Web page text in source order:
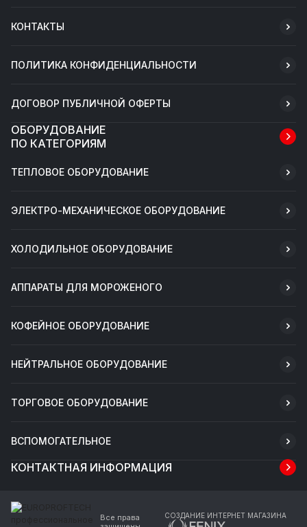
КОНТАКТЫ
ПОЛИТИКА КОНФИДЕНЦИАЛЬНОСТИ
ДОГОВОР ПУБЛИЧНОЙ ОФЕРТЫ
ОБОРУДОВАНИЕ
ПО КАТЕГОРИЯМ
ТЕПЛОВОЕ ОБОРУДОВАНИЕ
ЭЛЕКТРО-МЕХАНИЧЕСКОЕ ОБОРУДОВАНИЕ
ХОЛОДИЛЬНОЕ ОБОРУДОВАНИЕ
АППАРАТЫ ДЛЯ МОРОЖЕНОГО
КОФЕЙНОЕ ОБОРУДОВАНИЕ
НЕЙТРАЛЬНОЕ ОБОРУДОВАНИЕ
ТОРГОВОЕ ОБОРУДОВАНИЕ
ВСПОМОГАТЕЛЬНОЕ
КОНТАКТНАЯ ИНФОРМАЦИЯ
Все права
СОЗДАНИЕ ИНТЕРНЕТ МАГАЗИНА